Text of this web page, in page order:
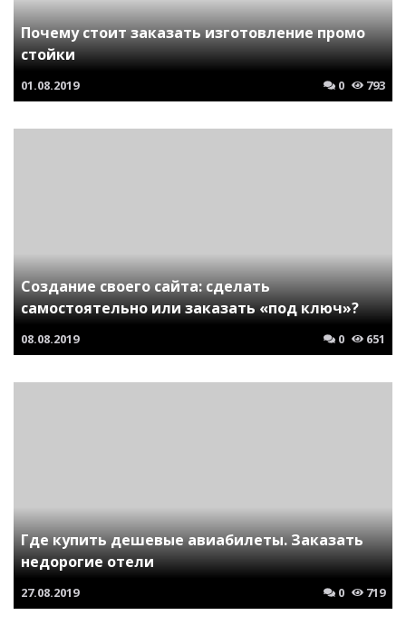
Почему стоит заказать изготовление промо
стойки
01.08.2019 0 793
Создание своего сайта: сделать
самостоятельно или заказать «под ключ»?
08.08.2019 0 651
Где купить дешевые авиабилеты. Заказать
недорогие отели
27.08.2019 0 719